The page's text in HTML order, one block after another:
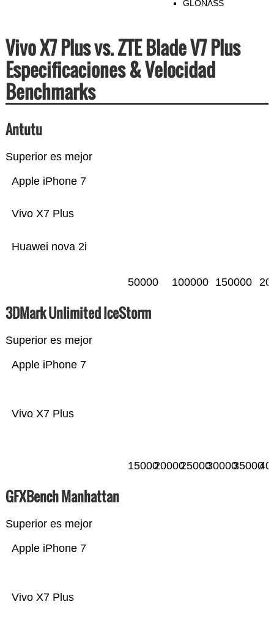
GLONASS
Vivo X7 Plus vs. ZTE Blade V7 Plus
Especificaciones & Velocidad
Benchmarks
Antutu
Superior es mejor
Huawei nova 2i
Vivo X7 Plus
Apple iPhone 7
50000 100000 150000
3DMark Unlimited IceStorm
Superior es mejor
Vivo X7 Plus
Apple iPhone 7
1500020000250003000035000
GFXBench Manhattan
Superior es mejor
Vivo X7 Plus
Apple iPhone 7